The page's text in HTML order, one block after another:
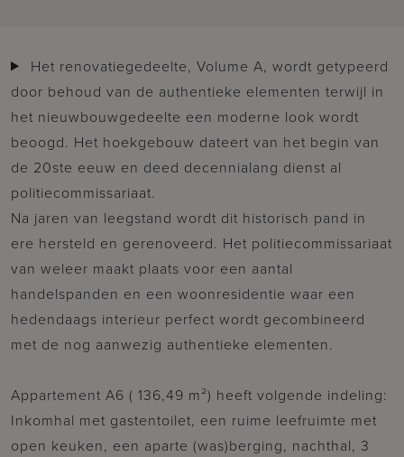
door behoud van de authentieke elementen terwijl in
het nieuwbouwgedeelte een moderne look wordt
beoogd. Het hoekgebouw dateert van het begin van
de 20ste eeuw en deed decennialang dienst al
politiecommissariaat.
Na jaren van leegstand wordt dit historisch pand in
ere hersteld en gerenoveerd. Het politiecommissariaat
van weleer maakt plaats voor een aantal
handelspanden en een woonresidentie waar een
hedendaags interieur perfect wordt gecombineerd
met de nog aanwezig authentieke elementen.
Appartement A6 ( 136,49 m²) heeft volgende indeling:
Inkomhal met gastentoilet, een ruime leefruimte met
open keuken, een aparte (was)berging, nachthal, 3